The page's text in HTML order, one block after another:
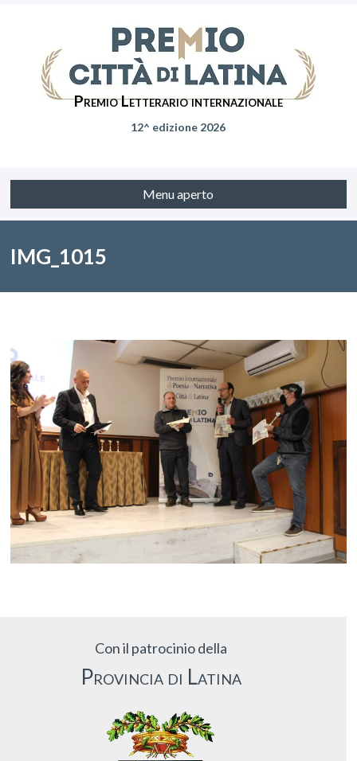
Premio Letterario internazionale
12^ edizione 2026
Menu aperto
IMG_1015
Con il patrocinio della
Provincia di Latina